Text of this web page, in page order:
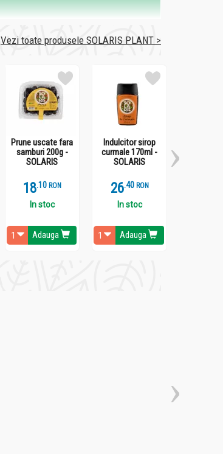
Vezi toate produsele SOLARIS PLANT >
Prune uscate fara
samburi 200g -
SOLARIS
18.1 RON
In stoc
Adauga
Indulcitor sirop
curmale 170ml -
SOLARIS
26.4 RON
In stoc
Adauga